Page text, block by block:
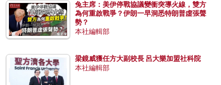
兔主席：美伊停戰協議變衝突導火線，雙方
為何重啟戰爭？伊朗一早洞悉特朗普虛張聲
勢？
本社編輯部
梁鏡威獲任方大副校長 呂大樂加盟社科院
本社編輯部